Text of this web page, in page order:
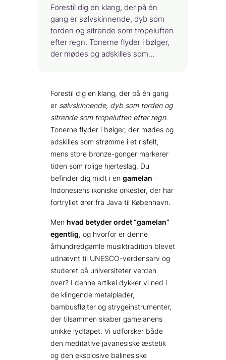
Forestil dig en klang, der på én
gang er sølvskinnende, dyb som
torden og sitrende som tropeluften
efter regn. Tonerne flyder i bølger,
der mødes og adskilles som…
Forestil dig en klang, der på én gang
er sølvskinnende, dyb som torden og
sitrende som tropeluften efter regn.
Tonerne flyder i bølger, der mødes og
adskilles som strømme i et risfelt,
mens store bronze-gonger markerer
tiden som rolige hjerteslag. Du
befinder dig midt i en gamelan –
Indonesiens ikoniske orkester, der har
fortryllet ører fra Java til København.
Men hvad betyder ordet “gamelan”
egentlig, og hvorfor er denne
århundredgamle musiktradition blevet
udnævnt til UNESCO-verdensarv og
studeret på universiteter verden
over? I denne artikel dykker vi ned i
de klingende metalplader,
bambusfløjter og strygeinstrumenter,
der tilsammen skaber gamelanens
unikke lydtapet. Vi udforsker både
den meditative javanesiske æstetik
og den eksplosive balinesiske